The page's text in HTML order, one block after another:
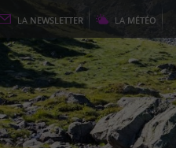
LA NEWSLETTER LA MÉTÉO